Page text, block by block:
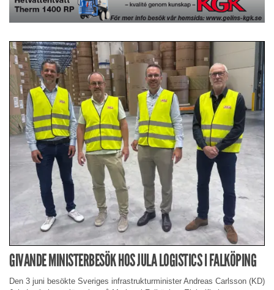
GIVANDE MINISTERBESÖK HOS JULA LOGISTICS I FALKÖPING
Den 3 juni besökte Sveriges infrastrukturminister Andreas Carlsson (KD)